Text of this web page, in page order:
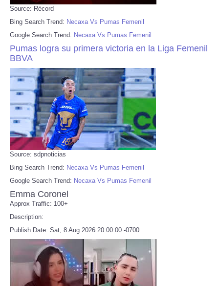
Source: Récord
Bing Search Trend: Necaxa Vs Pumas Femenil
Google Search Trend: Necaxa Vs Pumas Femenil
Pumas logra su primera victoria en la Liga Femenil
BBVA
Source: sdpnoticias
Bing Search Trend: Necaxa Vs Pumas Femenil
Google Search Trend: Necaxa Vs Pumas Femenil
Emma Coronel
Approx Traffic: 100+
Description:
Publish Date: Sat, 8 Aug 2026 20:00:00 -0700